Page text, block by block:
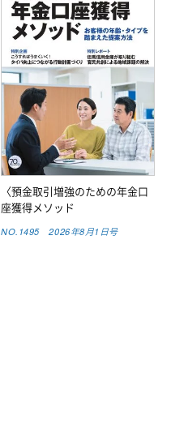
〈預金取引増強のための年金口
座獲得メソッド
NO.1495 2026年8月1日号